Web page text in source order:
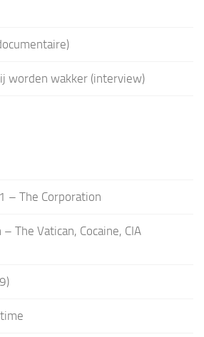
worden wakker (interview)
– The Corporation
The Vatican, Cocaine, CIA